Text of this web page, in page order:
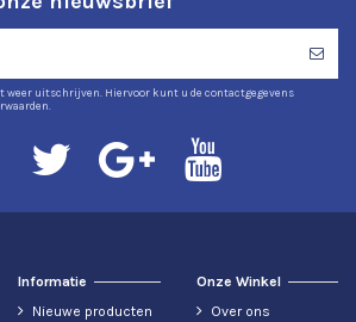
weer uitschrijven. Hiervoor kunt u de contactgegevens
Informatie
Nieuwe producten
Onze Winkel
Over ons